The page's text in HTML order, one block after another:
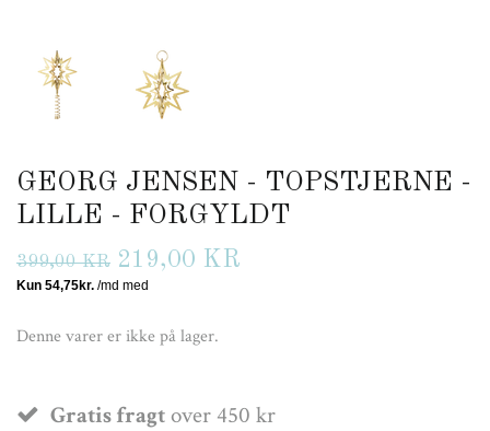
GEORG JENSEN - TOPSTJERNE -
LILLE - FORGYLDT
399,00 KR 219,00 KR
Denne varer er ikke på lager.
Gratis fragtover 450 kr